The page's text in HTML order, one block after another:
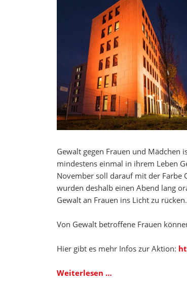
Arbeitplus
Bielefeld
Gewalt gegen Frauen und
mindestens einmal in ihrem Leben
November soll darauf mit der Farbe
wurden deshalb einen Abend lang
Gewalt an Frauen ins Licht zu rücken.
Von Gewalt betroffene Frauen
Hier gibt es mehr Infos zur Aktion:
Weiterlesen …